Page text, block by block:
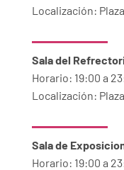
Localización:
Sala del
Horario: 19:00 a
Localización:
Sala de
Horario: 19:00 a